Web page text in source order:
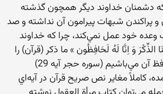
دشمنان‌ خداوند ديگر همچون گذشته‌
شبهات‌ پيرامون‌ آن‌ نداشته‌ و صد
وعده‌ خود عمل‌ نمي‌كند، چرا كه‌ خداوند
وَ اِنَّا لَه‌ُ لَحَافِظُون ‌» ما ذكر (قرآن‌) را
آن‌ مي‌باشيم‌ (سوره‌‌ حجر آيه‌ 29)
كاملاً مغاير نص‌ صريح‌ قرآن‌ در آيه‌اي‌